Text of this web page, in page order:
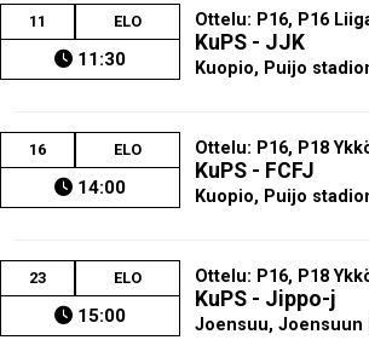
11 ELO
11:30
Ottelu: P16, P16
KuPS - JJK
Kuopio, Puijo
16 ELO
14:00
Ottelu: P16, P18
KuPS - FCFJ
Kuopio, Puijo
23 ELO
15:00
Ottelu: P16, P18
KuPS - Jippo-j
Joensuu, Joensuun